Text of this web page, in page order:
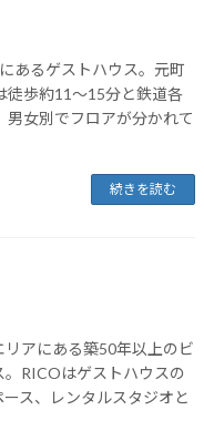
あるゲストハウス。元町
徒歩約11～15分と鉄道各
女別でフロアが分かれて
続きを読む
アにある築50年以上のビ
RICOはゲストハウスの
ス、レンタルスタジオと